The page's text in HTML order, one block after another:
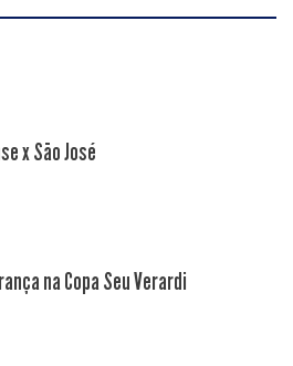
x São José
na Copa Seu Verardi